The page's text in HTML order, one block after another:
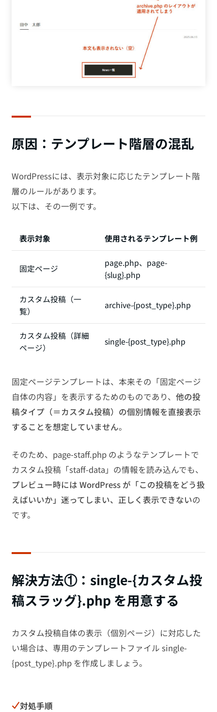
原因：テンプレート階層の混乱
WordPressには、表示対象に応じたテンプレート階
層のルールがあります。
以下は、その一例です。
表示対象 使用されるテンプレート例
固定ページ
page.php、page-
{slug}.php
カスタム投稿（一
覧）
archive-{post_type}.php
カスタム投稿（詳細
ページ）
single-{post_type}.php
固定ページテンプレートは、本来その「固定ページ
自体の内容」を表示するためのものであり、 他の投
稿タイプ（＝カスタム投稿）の個別情報を直接表示
することを想定していません。
そのため、page-staff.php のようなテンプレートで
カスタム投稿「staff-data」の情報を読み込んでも、
プレビュー時には WordPress が「この投稿をどう扱
えばいいか」迷ってしまい、正しく表示できないの
です。
解決方法①：single-{カスタム投
稿スラッグ}.php を用意する
カスタム投稿自体の表示（個別ページ）に対応した
い場合は、専用のテンプレートファイル single-
{post_type}.php を作成しましょう。
対処手順